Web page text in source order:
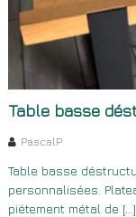
Table basse
PascalP
Table basse
personnalisées.
piétement métal de […]